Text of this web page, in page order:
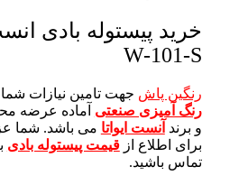
خرید پیستوله بادی
W-101-S
رنگین پاش جهت تامین نیازات
رنگ آمیزی صنعتی آماده عرضه
و برند آنست ایواتا می باشد. شما
برای اطلاع ازقیمت پیستوله بادی
تماس باشید.